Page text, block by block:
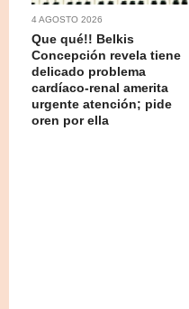
4 AGOSTO 2026
Que qué!! Belkis
Concepción revela tiene
delicado problema
cardíaco-renal amerita
urgente atención; pide
oren por ella